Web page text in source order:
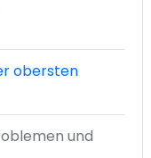
obersten
und